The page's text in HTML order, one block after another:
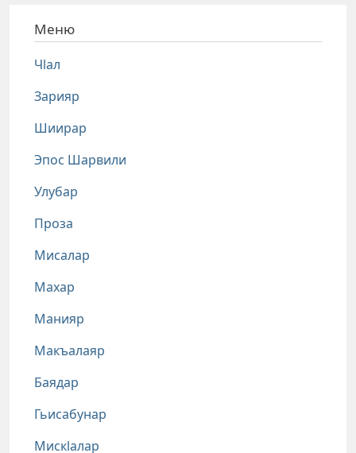
Меню
Чlал
Зарияр
Шиирар
Эпос Шарвили
Улубар
Проза
Мисалар
Махар
Манияр
Макъалаяр
Баядар
Гьисабунар
Мискlалар